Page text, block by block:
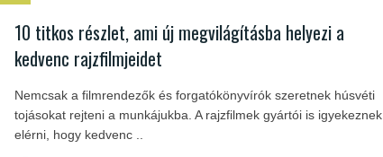
10 titkos részlet, ami új megvilágításba helyezi a
kedvenc rajzfilmjeidet
Nemcsak a filmrendezők és forgatókönyvírók szeretnek húsvéti
tojásokat rejteni a munkájukba. A rajzfilmek gyártói is igyekeznek
elérni, hogy kedvenc ..